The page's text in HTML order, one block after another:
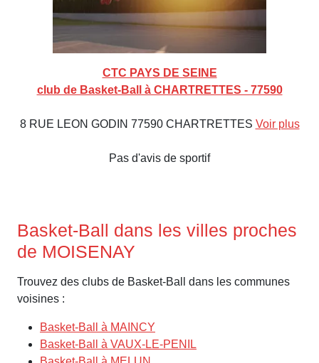
CTC PAYS DE SEINE
club de Basket-Ball à CHARTRETTES - 77590
8 RUE LEON GODIN 77590 CHARTRETTES Voir plus
Pas d'avis de sportif
Basket-Ball dans les villes proches
de MOISENAY
Trouvez des clubs de Basket-Ball dans les communes
voisines :
Basket-Ball à MAINCY
Basket-Ball à VAUX-LE-PENIL